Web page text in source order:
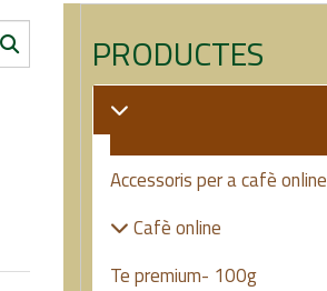
PRODUCTES
Accessoris per a cafè online
Cafè online
Te premium- 100g